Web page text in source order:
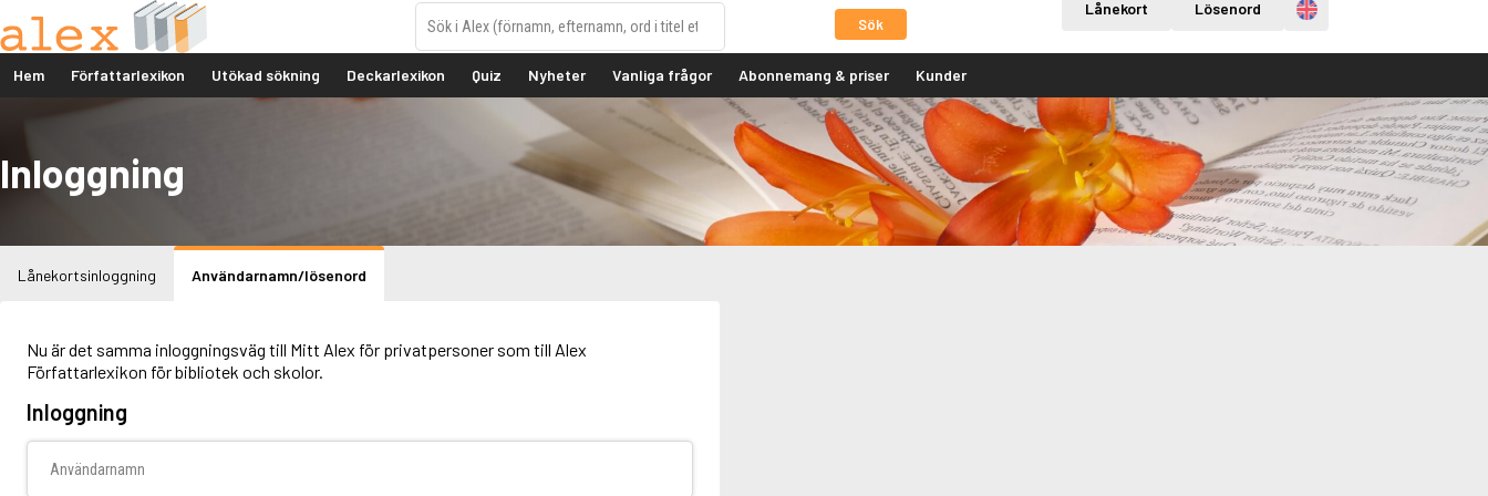
Sök
Lånekort Lösenord Engelska
Hem Författarlexikon Utökad sökning Deckarlexikon Quiz Nyheter Vanliga frågor Abonnemang & priser Kunder
Inloggning
Lånekortsinloggning Användarnamn/lösenord
Nu är det samma inloggningsväg till Mitt Alex för privatpersoner som till Alex
Författarlexikon för bibliotek och skolor.
Inloggning